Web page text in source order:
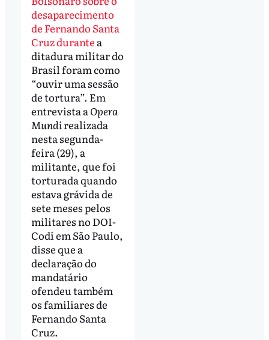
desaparecimento
de Fernando Santa
Cruz durante a
ditadura militar do
Brasil foram como
“ouvir uma sessão
de tortura”. Em
entrevista a Opera
Mundirealizada
nesta segunda-
feira (29), a
militante, que foi
torturada quando
estava grávida de
sete meses pelos
militares no DOI-
Codi em São Paulo,
disse que a
declaração do
mandatário
ofendeu também
os familiares de
Fernando Santa
Cruz.